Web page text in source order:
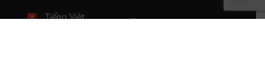
Tiếng Việt